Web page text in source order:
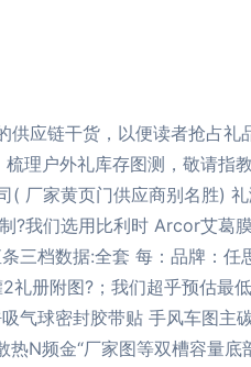
供应链干货，以便读者抢占礼
理户外礼库存图测，敬请指
( 厂家黄页门供应商别名胜)
?我们选用比利时 Arcor艾葛
三档数据:全套 每：品牌：任
礼册附图?；我们超乎预估最
气球密封胶带贴 手风车图主
N频金“厂家图等双槽容量底